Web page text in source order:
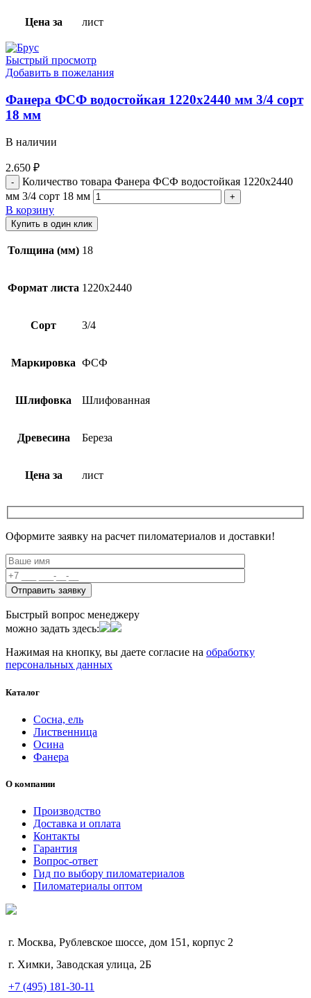
Цена за лист
Быстрый просмотр
Добавить в пожелания
Фанера ФСФ водостойкая 1220х2440 мм 3/4 сорт
18 мм
В наличии
2.650 ₽
Количество товара Фанера ФСФ водостойкая 1220х2440
мм 3/4 сорт 18 мм
В корзину
Купить в один клик
Толщина (мм) 18
Формат листа 1220х2440
Сорт 3/4
Маркировка ФСФ
Шлифовка Шлифованная
Древесина Береза
Цена за лист
Оформите заявку на расчет пиломатериалов и доставки!
Быстрый вопрос менеджеру
можно задать здесь:
Нажимая на кнопку, вы даете согласие на обработку
персональных данных
Каталог
Сосна, ель
Лиственница
Осина
Фанера
О компании
Производство
Доставка и оплата
Контакты
Гарантия
Вопрос-ответ
Гид по выбору пиломатериалов
Пиломатериалы оптом
г. Москва, Рублевское шоссе, дом 151, корпус 2
г. Химки, Заводская улица, 2Б
+7 (495) 181-30-11